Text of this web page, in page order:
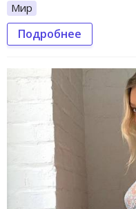
Мир
Подробнее